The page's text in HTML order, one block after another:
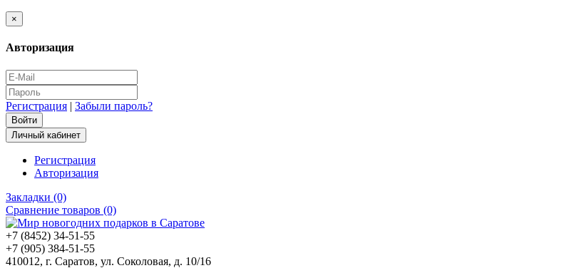
×
Авторизация
Регистрация | Забыли пароль?
Личный кабинет
Регистрация
Авторизация
Закладки (0)
Сравнение товаров (0)
+7 (8452) 34-51-55
+7 (905) 384-51-55
410012, г. Саратов, ул. Соколовая, д. 10/16